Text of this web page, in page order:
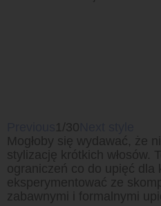
1/30
Mogłoby się wydawać, że
stylizację krótkich włosów.
ograniczeń co do upięć dla
eksperymentować ze
zabawnymi i formalnymi